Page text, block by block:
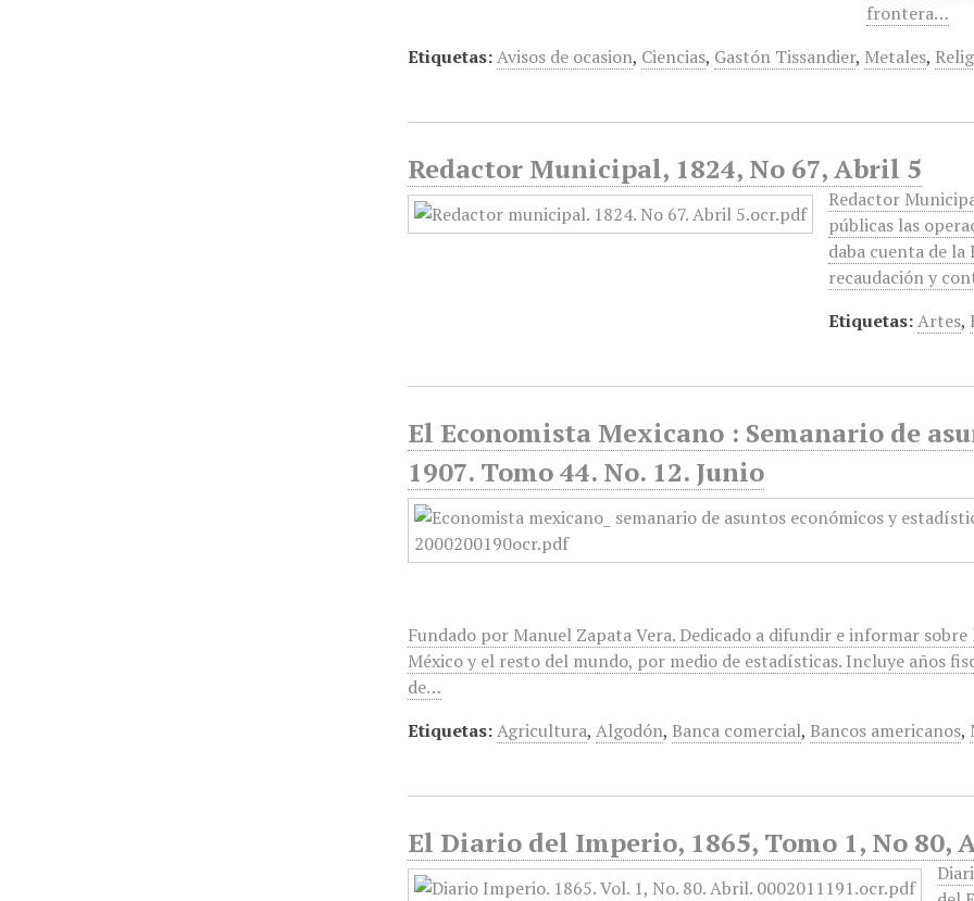
frontera…
Etiquetas:Avisos de ocasion, Ciencias, Gastón Tissandier, Metales,
Redactor Municipal, 1824, No 67, Abril 5
Redactor
públicas las
daba cuenta de
recaudación y
Etiquetas:Artes,
El Economista Mexicano : Semanario de
1907. Tomo 44. No. 12. Junio
Fundado por Manuel Zapata Vera. Dedicado a difundir e informar
México y el resto del mundo, por medio de estadísticas. Incluye años
de…
Etiquetas:Agricultura,Algodón, Banca comercial, Bancos americanos,
El Diario del Imperio, 1865, Tomo 1, No 80,